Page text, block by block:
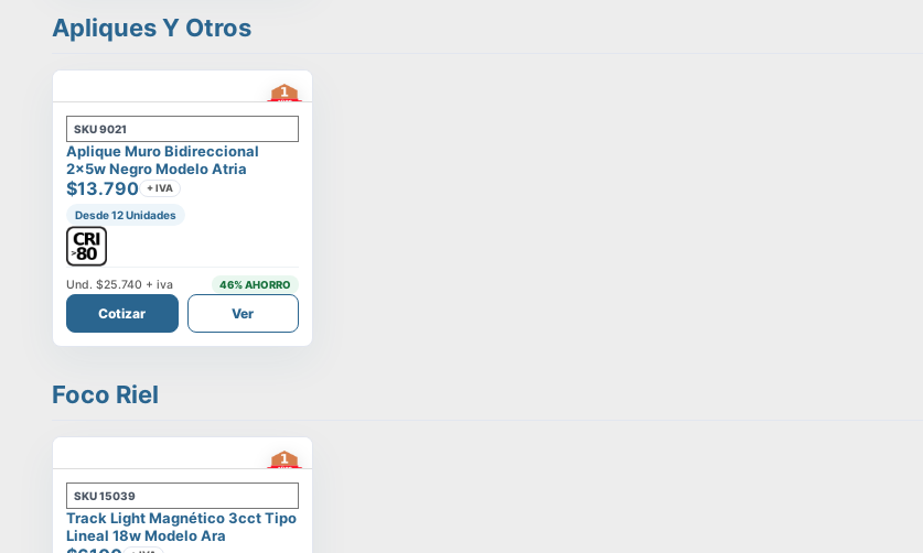
Apliques Y Otros
SKU9021
Aplique Muro Bidireccional
2x5w Negro Modelo Atria
$13.790 + IVA
Desde 12 Unidades
Und.$25.740 + iva 46% AHORRO
Cotizar Ver
Foco Riel
SKU15039
Track Light Magnético 3cct Tipo
Lineal 18w Modelo Ara